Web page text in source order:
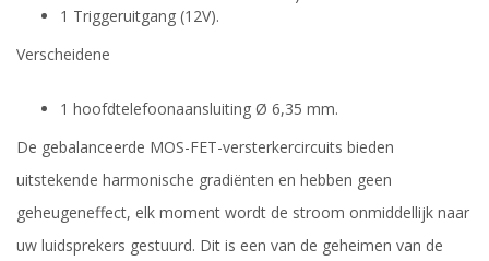
1 Triggeruitgang (12V).
Verscheidene
1 hoofdtelefoonaansluiting Ø 6,35 mm.
De gebalanceerde MOS-FET-versterkercircuits bieden
uitstekende harmonische gradiënten en hebben geen
geheugeneffect, elk moment wordt de stroom onmiddellijk naar
uw luidsprekers gestuurd. Dit is een van de geheimen van de